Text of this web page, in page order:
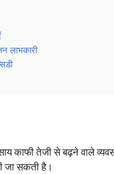
लाभकारी
काफी तेजी से बढ़ने वाले
जा सकती है।